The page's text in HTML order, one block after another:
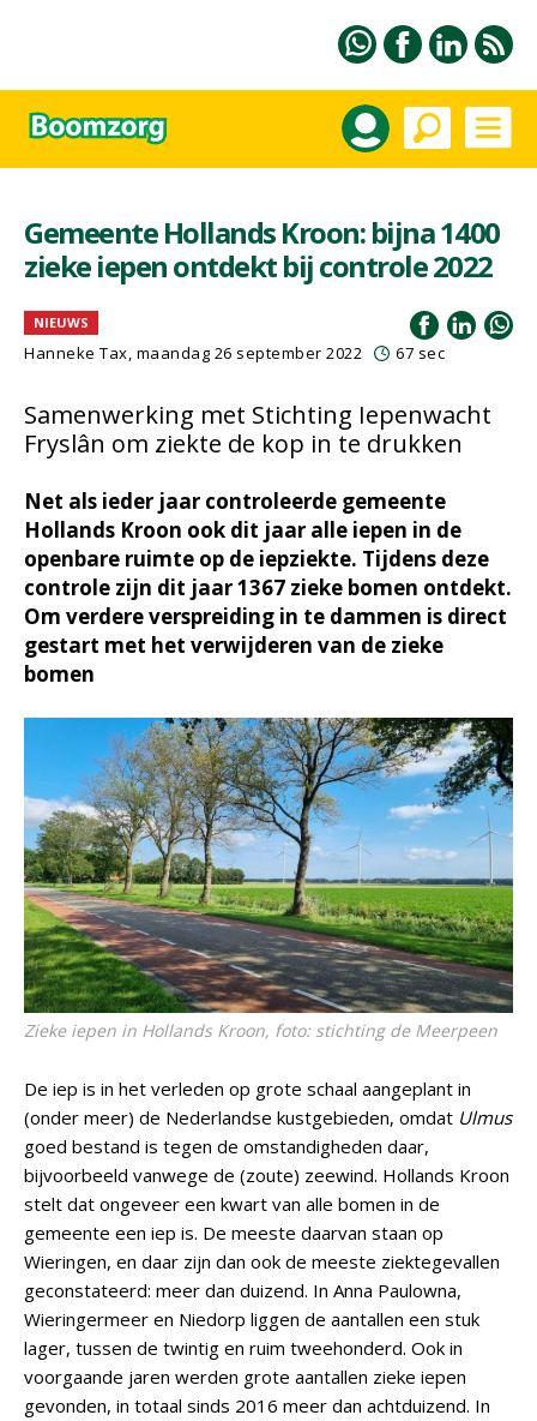
Gemeente Hollands Kroon: bijna 1400
zieke iepen ontdekt bij controle 2022
NIEUWS
Hanneke Tax, maandag 26 september 2022 67 sec
Samenwerking met Stichting Iepenwacht
Fryslân om ziekte de kop in te drukken
Net als ieder jaar controleerde gemeente
Hollands Kroon ook dit jaar alle iepen in de
openbare ruimte op de iepziekte. Tijdens deze
controle zijn dit jaar 1367 zieke bomen ontdekt.
Om verdere verspreiding in te dammen is direct
gestart met het verwijderen van de zieke
bomen
Zieke iepen in Hollands Kroon, foto: stichting de Meerpeen
De iep is in het verleden op grote schaal aangeplant in
(onder meer) de Nederlandse kustgebieden, omdat Ulmus
goed bestand is tegen de omstandigheden daar,
bijvoorbeeld vanwege de (zoute) zeewind. Hollands Kroon
stelt dat ongeveer een kwart van alle bomen in de
gemeente een iep is. De meeste daarvan staan op
Wieringen, en daar zijn dan ook de meeste ziektegevallen
geconstateerd: meer dan duizend. In Anna Paulowna,
Wieringermeer en Niedorp liggen de aantallen een stuk
lager, tussen de twintig en ruim tweehonderd. Ook in
voorgaande jaren werden grote aantallen zieke iepen
gevonden, in totaal sinds 2016 meer dan achtduizend. In